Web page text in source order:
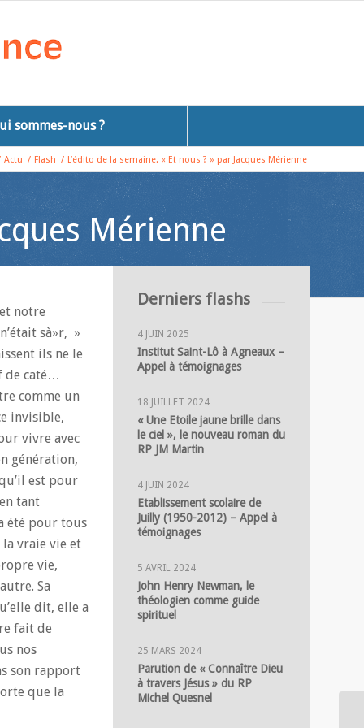
sommes-nous ?
Actu / Flash / L’édito de la semaine. « Et nous ? » par Jacques Mérienne
Mérienne
notre
sà»r, »
ils ne le
de caté…
comme un
invisible,
vivre avec
génération,
est pour
tant
été pour tous
vraie vie et
vie,
Sa
dit, elle a
fait de
nos
son rapport
que la
Derniers flashs
4 JUIN 2025
Institut Saint-Lô à Agneaux –
Appel à témoignages
18 JUILLET 2024
« Une Etoile jaune brille dans
le ciel », le nouveau roman du
RP JM Martin
4 JUIN 2024
Etablissement scolaire de
Juilly (1950-2012) – Appel à
témoignages
5 AVRIL 2024
John Henry Newman, le
théologien comme guide
spirituel
25 MARS 2024
Parution de « Connaître Dieu
à travers Jésus » du RP
Michel Quesnel